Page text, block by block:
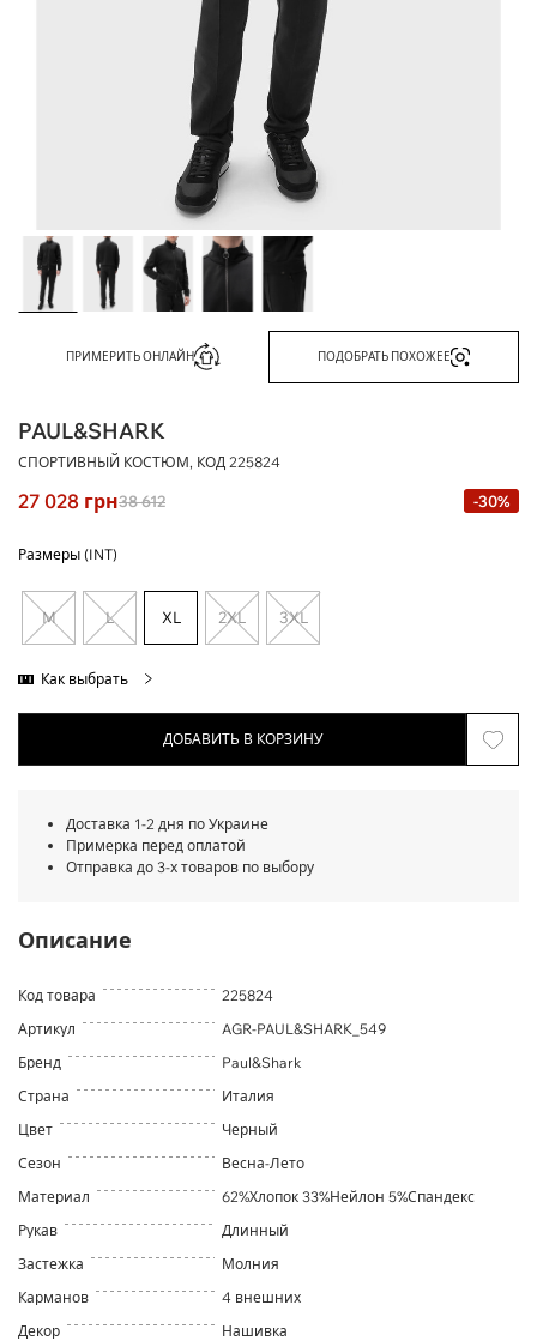
ПРИМЕРИТЬ ОНЛАЙН ПОДОБРАТЬ ПОХОЖЕЕ
PAUL&SHARK
СПОРТИВНЫЙ КОСТЮМ, КОД 225824
27 028 грн38 612 -30%
Размеры (INT)
M L XL 2XL 3XL
Как выбрать
ДОБАВИТЬ В КОРЗИНУ
Доставка 1-2 дня по Украине
Примерка перед оплатой
Отправка до 3-х товаров по выбору
Описание
Код товара
225824
Артикул
AGR-PAUL&SHARK_549
Бренд
Paul&Shark
Страна
Италия
Цвет
Черный
Сезон
Весна-Лето
Материал
62%Хлопок 33%Нейлон 5%Спандекс
Рукав
Длинный
Застежка
Молния
Карманов
4 внешних
Декор
Нашивка